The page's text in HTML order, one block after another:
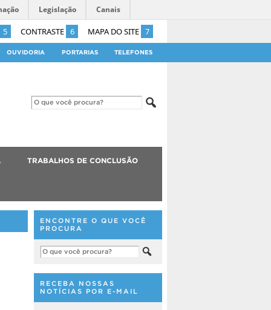
5 CONTRASTE 6 MAPA DO SITE 7
Legislação Canais
OUVIDORIA PORTARIAS TELEFONES
TRABALHOS DE CONCLUSÃO
ENCONTRE O QUE VOCÊ
PROCURA
RECEBA NOSSAS
NOTÍCIAS POR E-MAIL